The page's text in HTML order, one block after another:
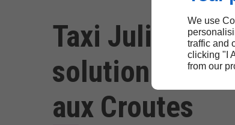
We use
traffic and
clicking "I
from our
Taxi Julie :
solution de
aux Croutes